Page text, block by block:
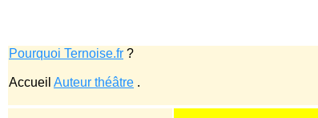
Pourquoi Ternoise.fr ?
Accueil Auteur théâtre .